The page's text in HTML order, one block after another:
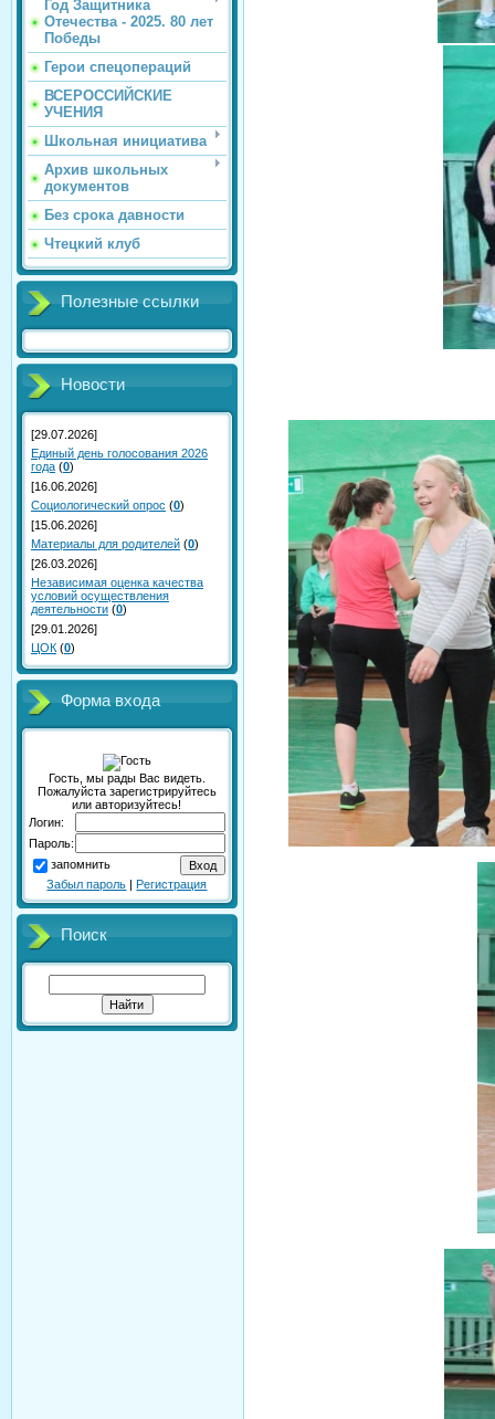
Год Защитника
Отечества - 2025. 80 лет
Победы
Герои спецопераций
ВСЕРОССИЙСКИЕ
УЧЕНИЯ
Школьная инициатива
Архив школьных
документов
Без срока давности
Чтецкий клуб
Полезные ссылки
Новости
[29.07.2026]
Единый день голосования 2026
года (0)
[16.06.2026]
Социологический опрос (0)
[15.06.2026]
Материалы для родителей (0)
[26.03.2026]
Независимая оценка качества
условий осуществления
деятельности (0)
[29.01.2026]
ЦОК (0)
Форма входа
Гость, мы рады Вас видеть.
Пожалуйста зарегистрируйтесь
или авторизуйтесь!
Логин:
Пароль:
запомнить
Забыл пароль |Регистрация
Поиск